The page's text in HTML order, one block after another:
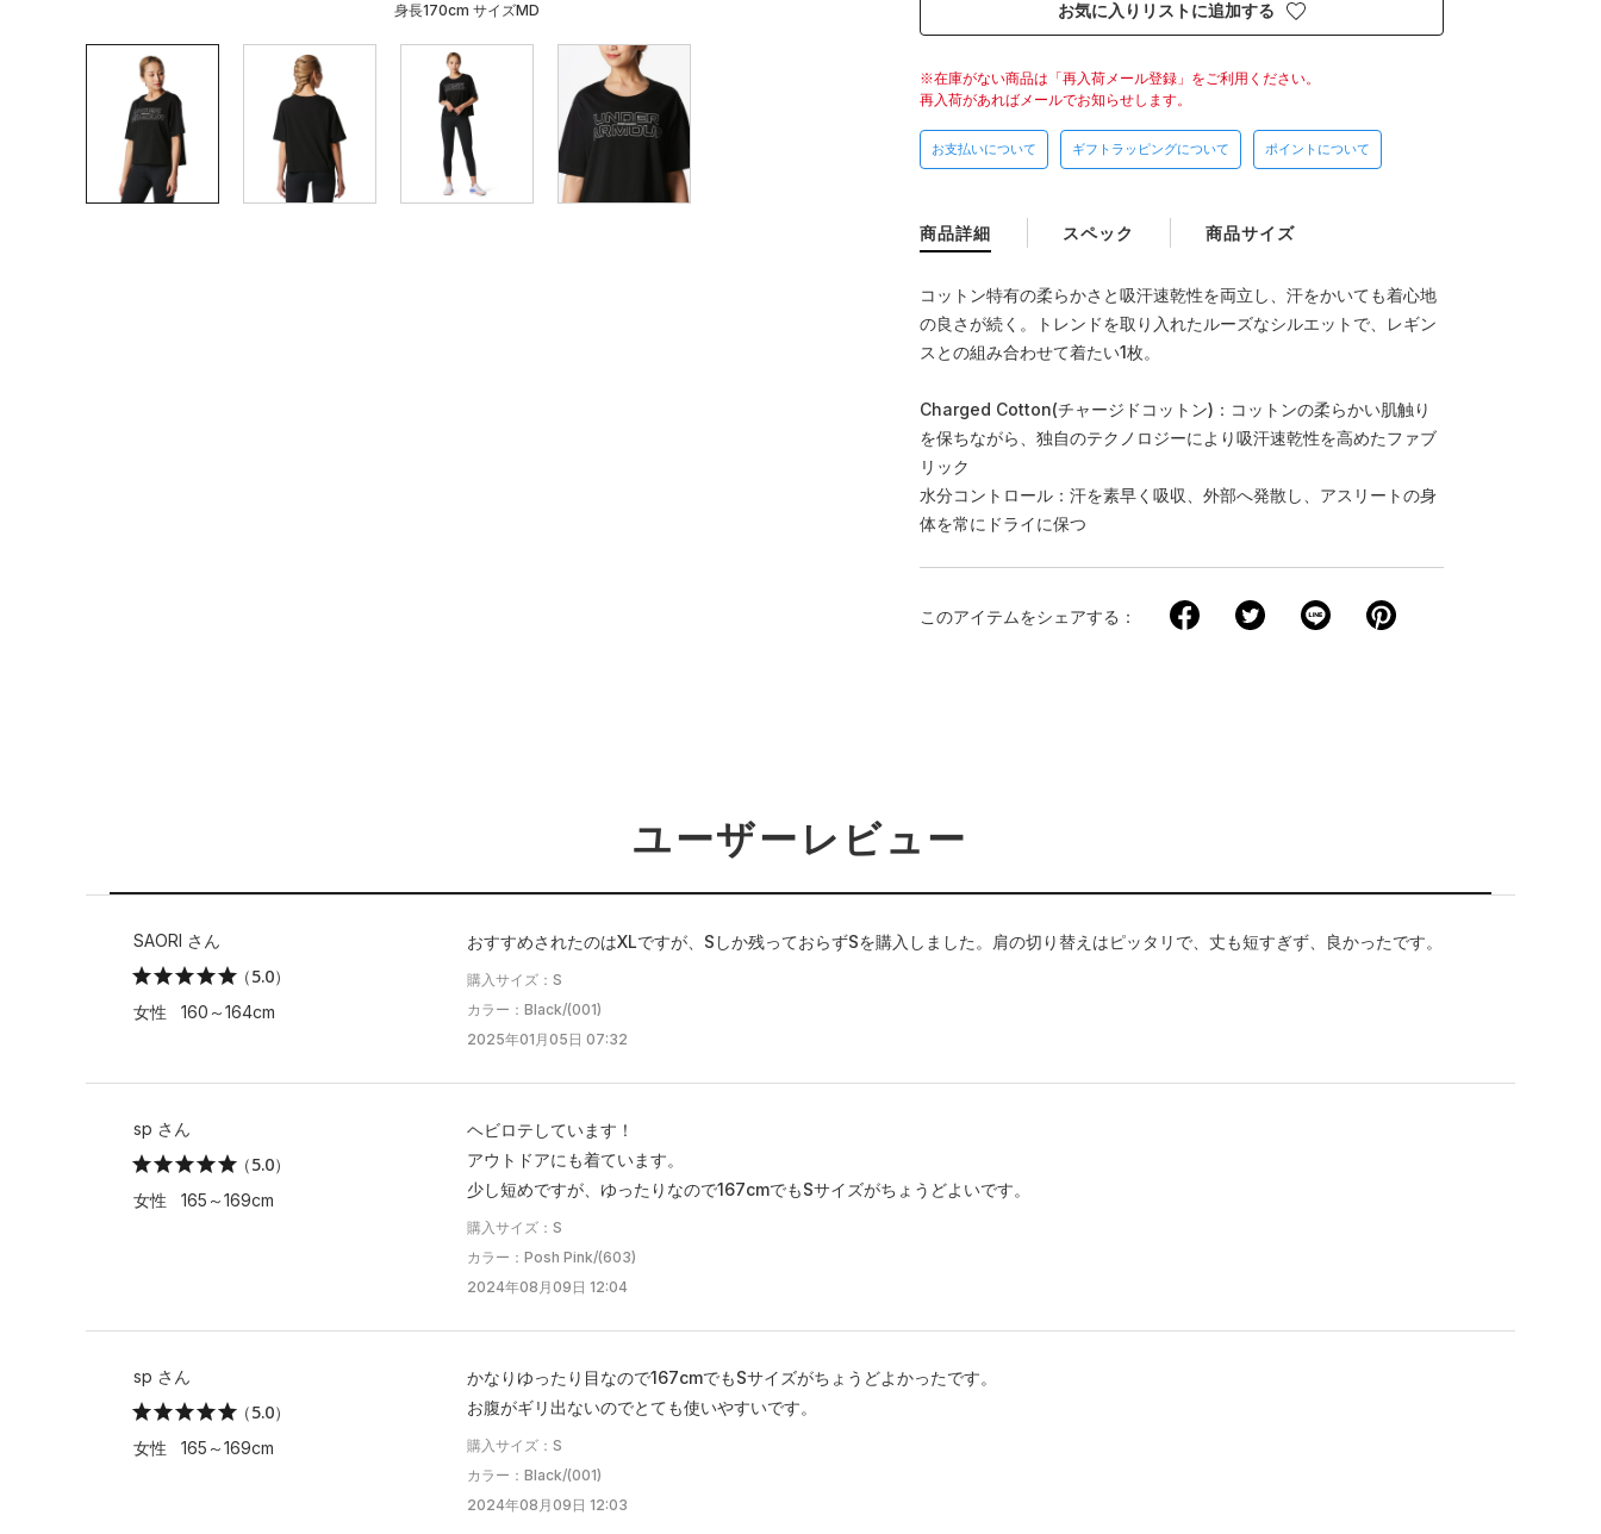
身長170cm サイズMD お気に入りリストに追加する
在庫がない商品は「再入荷メール登録」をご利用ください。
再入荷があればメールでお知らせします。
お支払いについて ギフトラッピングについて ポイントについて
商品詳細
コットン特有の柔らかさと吸汗速乾性を両立し、汗をかいても着心地
の良さが続く。トレンドを取り入れたルーズなシルエットで、レギン
スとの組み合わせて着たい1枚。
Charged Cotton(チャージドコットン)：コットンの柔らかい肌触り
を保ちながら、独自のテクノロジーにより吸汗速乾性を高めたファブ
リック
水分コントロール：汗を素早く吸収、外部へ発散し、アスリートの身
体を常にドライに保つ
スペック 商品サイズ
このアイテムをシェアする
ユーザーレビュー
SAORI さん
（5.0）
女性 160～164cm
おすすめされたのはXLですが、Sしか残っておらずSを購入しました。肩の切り替えはピッタリで、丈も短すぎず、良かったです。
購入サイズ：S
カラー：Black/(001)
2025年01月05日 07:32
sp さん
（5.0）
女性 165～169cm
ヘビロテしています！
アウトドアにも着ています。
少し短めですが、ゆったりなので167cmでもSサイズがちょうどよいです。
購入サイズ：S
カラー：Posh Pink/(603)
2024年08月09日 12:04
sp さん
（5.0）
女性 165～169cm
かなりゆったり目なので167cmでもSサイズがちょうどよかったです。
お腹がギリ出ないのでとても使いやすいです。
購入サイズ：S
カラー：Black/(001)
2024年08月09日 12:03